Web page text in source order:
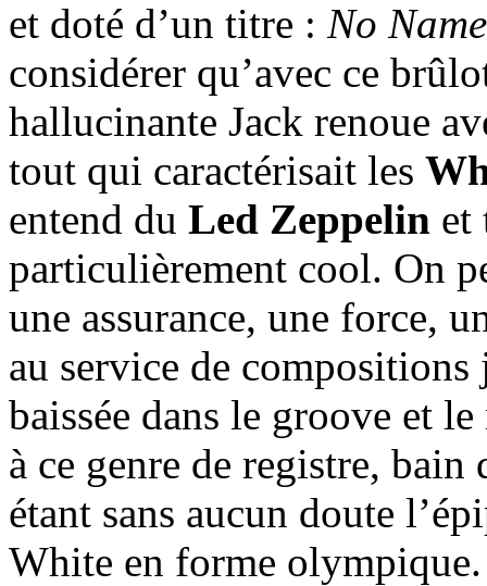
et doté d’un titre : No Name
considérer qu’avec ce
hallucinante Jack renoue
tout qui caractérisait les
entend du Led Zeppelin et
particulièrement cool. On
une assurance, une force,
au service de
baissée dans le groove et
à ce genre de registre,
étant sans aucun doute
White en forme olympique.